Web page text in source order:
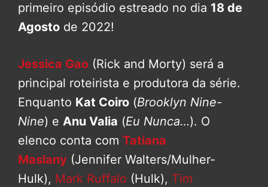
primeiro episódio estreado no dia 18 de
Agosto de 2022!
Jessica Gao (Rick and Morty) será a
principal roteirista e produtora da série.
Enquanto Kat Coiro (Brooklyn Nine-
Nine) e Anu Valia (Eu Nunca…). O
elenco conta com Tatiana
Maslany (Jennifer Walters/Mulher-
Hulk), Mark Ruffalo (Hulk), Tim